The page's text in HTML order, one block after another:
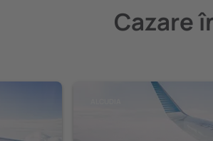
Cazare